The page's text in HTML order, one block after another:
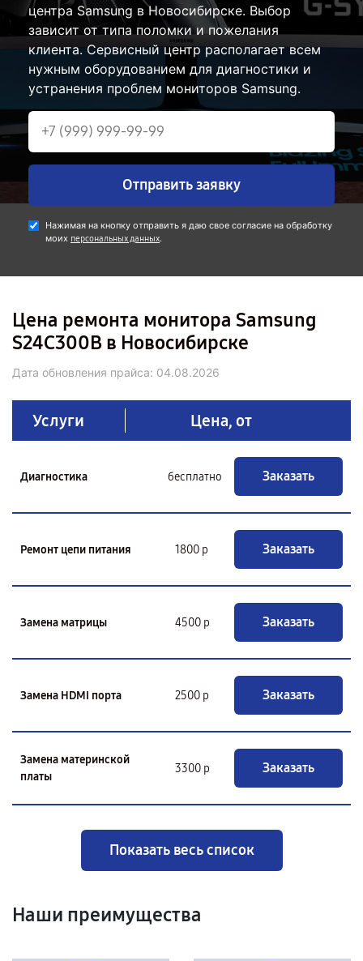
центра Samsung в Новосибирске. Выбор
зависит от типа поломки и пожелания
клиента. Сервисный центр располагает всем
нужным оборудованием для диагностики и
устранения проблем мониторов Samsung.
Отправить заявку
Нажимая на кнопку отправить я даю свое согласие на обработку
моих персональных данных.
Цена ремонта монитора Samsung
S24C300B в Новосибирске
Дата обновления прайса: 04.08.2026
Услуги Цена, от
Диагностика бесплатно Заказать
Ремонт цепи питания 1800 р Заказать
Замена матрицы 4500 р Заказать
Замена HDMI порта 2500 р Заказать
Замена материнской
платы
3300 р Заказать
Показать весь список
Наши преимущества